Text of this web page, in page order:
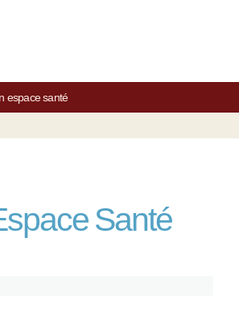
espace santé
Santé